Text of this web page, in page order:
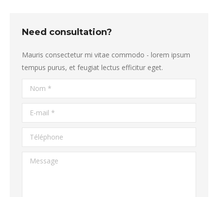
Need consultation?
Mauris consectetur mi vitae commodo - lorem ipsum
tempus purus, et feugiat lectus efficitur eget.
Nom *
E-mail *
Téléphone
Message